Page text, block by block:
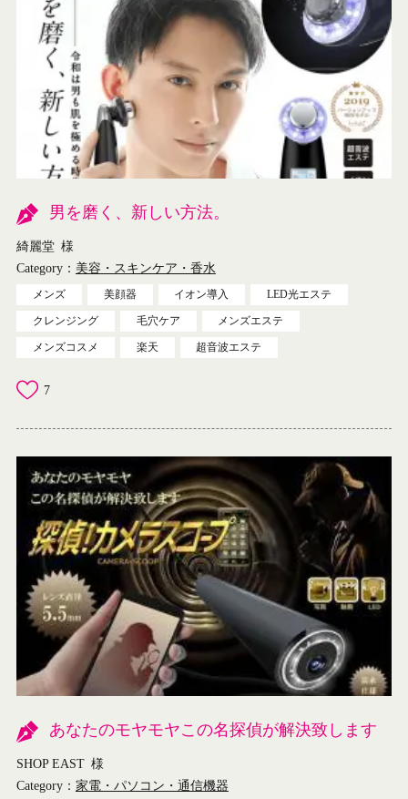
男を磨く、新しい方法。
綺麗堂 様
Category： 美容・スキンケア・香水
メンズ 美顔器 イオン導入 LED光エステ
クレンジング 毛穴ケア メンズエステ
メンズコスメ 楽天 超音波エステ
7
あなたのモヤモヤこの名探偵が解決致します
SHOP EAST 様
Category： 家電・パソコン・通信機器